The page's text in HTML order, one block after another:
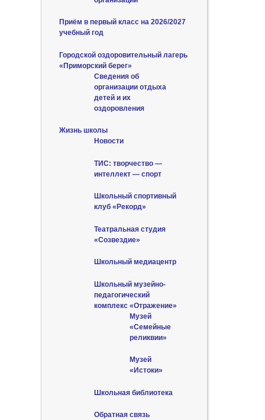
Приём в первый класс на 2026/2027
учебный год
Городской оздоровительный лагерь
«Приморский берег»
Сведения об
организации отдыха
детей и их
оздоровления
Жизнь школы
Новости
ТИС: творчество —
интеллект — спорт
Школьный спортивный
клуб «Рекорд»
Театральная студия
«Созвездие»
Школьный медиацентр
Школьный музейно-
педагогический
комплекс «Отражение»
Музей
«Семейные
реликвии»
Музей
«Истоки»
Школьная библиотека
Обратная связь